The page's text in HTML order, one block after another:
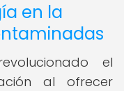
en la
el
al ofrecer